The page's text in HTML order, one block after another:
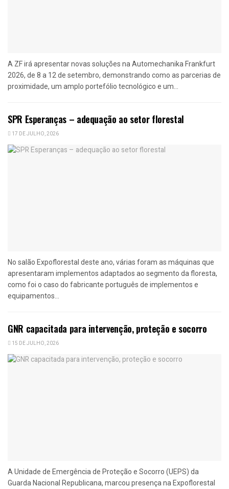
A ZF irá apresentar novas soluções na Automechanika Frankfurt
2026, de 8 a 12 de setembro, demonstrando como as parcerias de
proximidade, um amplo portefólio tecnológico e um...
SPR Esperanças – adequação ao setor florestal
17 DE JULHO, 2026
No salão Expoflorestal deste ano, várias foram as máquinas que
apresentaram implementos adaptados ao segmento da floresta,
como foi o caso do fabricante português de implementos e
equipamentos...
GNR capacitada para intervenção, proteção e socorro
15 DE JULHO, 2026
A Unidade de Emergência de Proteção e Socorro (UEPS) da
Guarda Nacional Republicana, marcou presença na Expoflorestal